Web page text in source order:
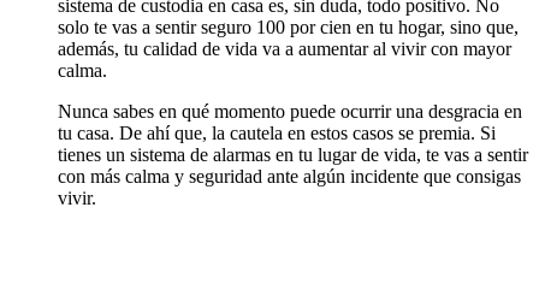
sistema de custodia en casa es, sin duda, todo positivo. No
solo te vas a sentir seguro 100 por cien en tu hogar, sino que,
además, tu calidad de vida va a aumentar al vivir con mayor
calma.
Nunca sabes en qué momento puede ocurrir una desgracia en
tu casa. De ahí que, la cautela en estos casos se premia. Si
tienes un sistema de alarmas en tu lugar de vida, te vas a sentir
con más calma y seguridad ante algún incidente que consigas
vivir.